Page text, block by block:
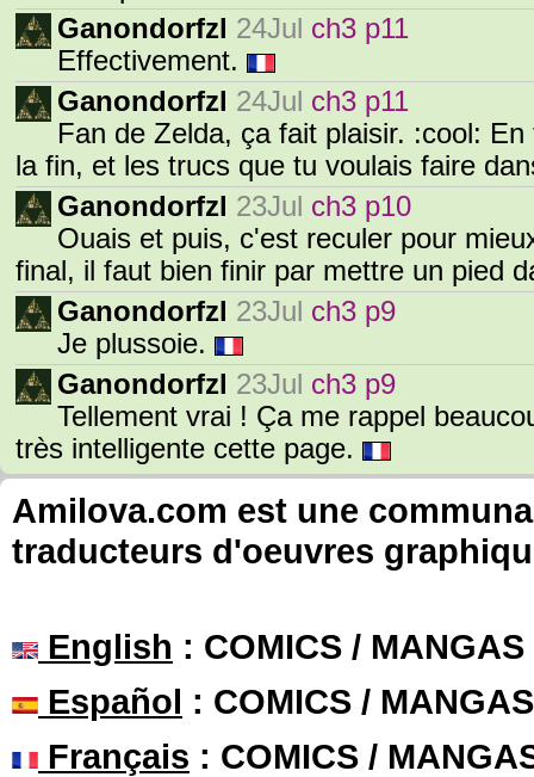
Ganondorfzl 24Jul ch3 p11
Effectivement.
Ganondorfzl 24Jul ch3 p11
Fan de Zelda, ça fait plaisir. :cool:
la fin, et les trucs que tu voulais faire
Ganondorfzl 23Jul ch3 p10
Ouais et puis, c'est reculer pour
final, il faut bien finir par mettre un pied
Ganondorfzl 23Jul ch3 p9
Je plussoie.
Ganondorfzl 23Jul ch3 p9
Tellement vrai ! Ça me rappel
très intelligente cette page.
Amilova.com est une
traducteurs d'oeuvres
English : COMICS /
Español : COMICS /
Français : COMICS /